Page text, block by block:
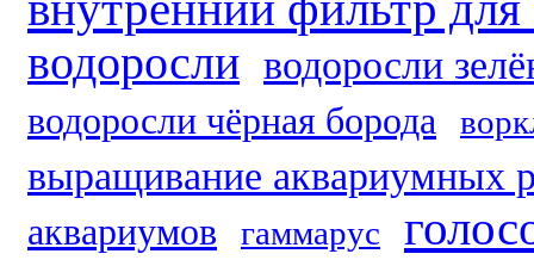
водоросли водоросли
водоросли чёрная борода
выращивание аквариумных
аквариумов гаммарус